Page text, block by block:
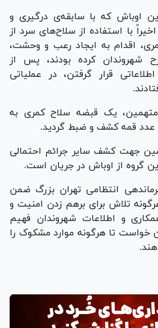
اوباش که با سابقه‌ی درگیری و
با استفاده از سلاح‌های سرد از
اقدام به ایجاد رعب و وحشت،
شهروندان کرده بودند، پس از
قرار گرفتن، در عملیاتی
متهمین، یک قبضه سلاح کمری به
عدد قمه کشف و ضبط گردید.
جهت کشف سایر جرائم احتمالی
گروه از اوباش در جریان است.
انتظامی تهران بزرگ ضمن
تلاش برای برهم زدن امنیت و
و اطلاعات شهروندان فهیم
خواست تا هرگونه موارد مشکوک را